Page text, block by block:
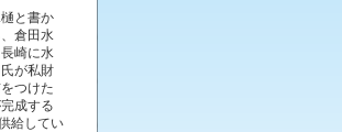
と書か
倉田水
崎に水
が私財
つけた
成する
給してい